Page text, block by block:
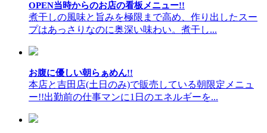
OPEN当時からのお店の看板メニュー!!
煮干しの風味と旨みを極限まで高め、作り出したスー
プはあっさりなのに奥深い味わい。煮干し...
お腹に優しい朝らぁめん!!
本店と吉田店(土日のみ)で販売している朝限定メニュ
ー!!出勤前の仕事マンに1日のエネルギーを...